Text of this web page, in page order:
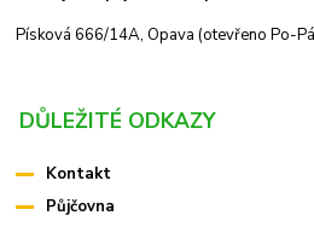
Písková 666/14A, Opava (otevřeno Po-
DŮLEŽITÉ ODKAZY
Kontakt
Půjčovna